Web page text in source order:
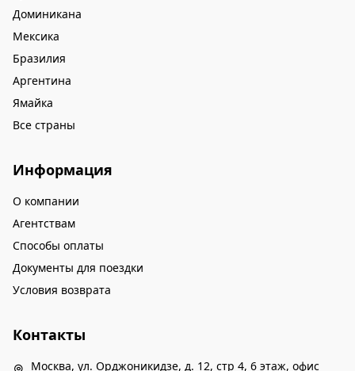
Доминикана
Мексика
Бразилия
Аргентина
Ямайка
Все страны
Информация
О компании
Агентствам
Способы оплаты
Документы для поездки
Условия возврата
Контакты
Москва, ул. Орджоникидзе, д. 12, стр 4, 6 этаж, офис